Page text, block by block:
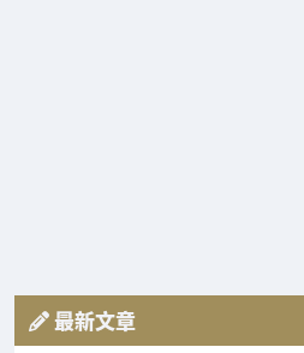
最新文章